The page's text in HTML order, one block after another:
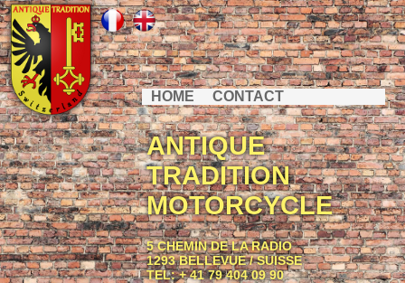
HOME CONTACT
ANTIQUE
TRADITION
MOTORCYCLE
5 CHEMIN DE LA RADIO
1293 BELLEVUE / SUISSE
TEL: + 41 79 404 09 90